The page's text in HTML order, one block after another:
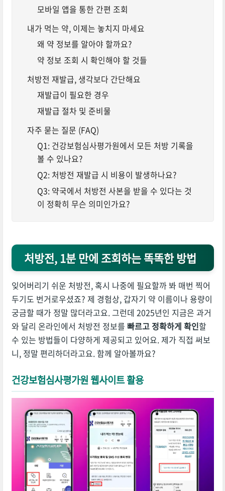
모바일 앱을 통한 간편 조회
내가 먹는 약, 이제는 놓치지 마세요
왜 약 정보를 알아야 할까요?
약 정보 조회 시 확인해야 할 것들
처방전 재발급, 생각보다 간단해요
재발급이 필요한 경우
재발급 절차 및 준비물
자주 묻는 질문 (FAQ)
Q1: 건강보험심사평가원에서 모든 처방 기록을
볼 수 있나요?
Q2: 처방전 재발급 시 비용이 발생하나요?
Q3: 약국에서 처방전 사본을 받을 수 있다는 것
이 정확히 무슨 의미인가요?
처방전, 1분 만에 조회하는 똑똑한 방법
잊어버리기 쉬운 처방전, 혹시 나중에 필요할까 봐 매번 찍어
두기도 번거로우셨죠? 제 경험상, 갑자기 약 이름이나 용량이
궁금할 때가 정말 많더라고요. 그런데 2025년인 지금은 과거
와 달리 온라인에서 처방전 정보를 빠르고 정확하게 확인할
수 있는 방법들이 다양하게 제공되고 있어요. 제가 직접 써보
니, 정말 편리하더라고요. 함께 알아볼까요?
건강보험심사평가원 웹사이트 활용